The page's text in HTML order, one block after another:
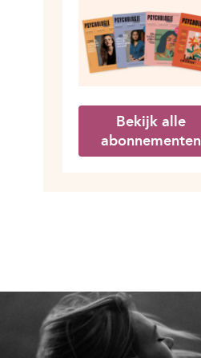
Bekijk alle
abonnementen